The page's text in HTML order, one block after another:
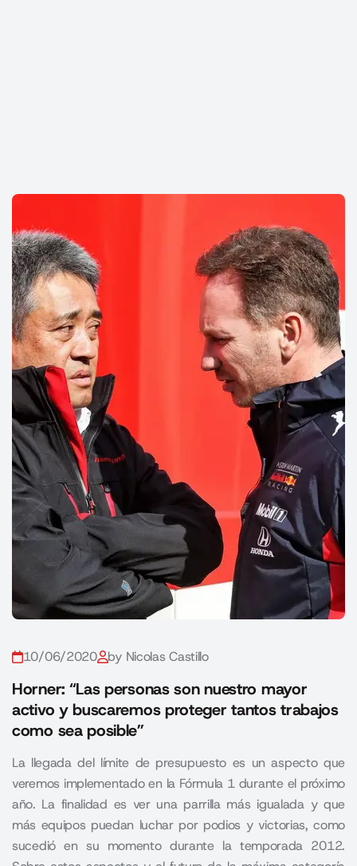
10/06/2020 by Nicolas Castillo
Horner: “Las personas son nuestro mayor
activo y buscaremos proteger tantos trabajos
como sea posible”
La llegada del límite de presupuesto es un aspecto que
veremos implementado en la Fórmula 1 durante el próximo
año. La finalidad es ver una parrilla más igualada y que
más equipos puedan luchar por podios y victorias, como
sucedió en su momento durante la temporada 2012.